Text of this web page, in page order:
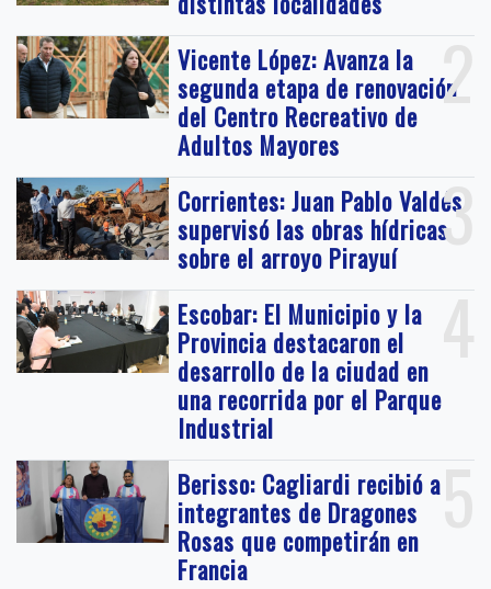
2
Vicente López: Avanza la
segunda etapa de renovación
del Centro Recreativo de
Adultos Mayores
3
Corrientes: Juan Pablo Valdés
supervisó las obras hídricas
sobre el arroyo Pirayuí
4
Escobar: El Municipio y la
Provincia destacaron el
desarrollo de la ciudad en
una recorrida por el Parque
Industrial
5
Berisso: Cagliardi recibió a
integrantes de Dragones
Rosas que competirán en
Francia